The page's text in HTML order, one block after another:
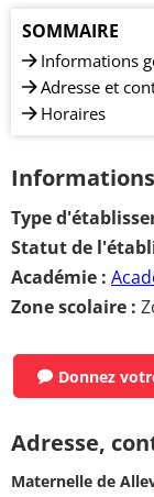
SOMMAIRE
Informations
Adresse et
Horaires
Type
Statut de
Académie :
Zone scolaire :
Donnez
Adresse,
Maternelle de